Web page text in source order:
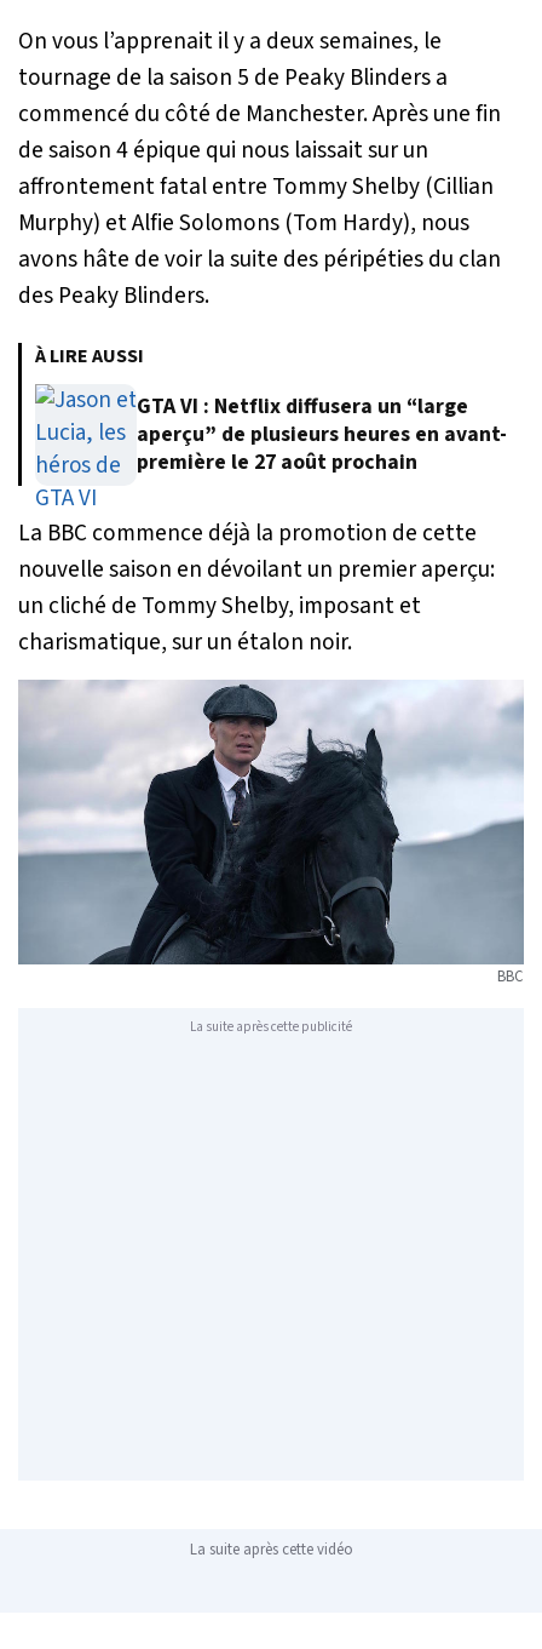
On vous l’apprenait il y a deux semaines, le
tournage de la saison 5 de Peaky Blinders a
commencé du côté de Manchester. Après une fin
de saison 4 épique qui nous laissait sur un
affrontement fatal entre Tommy Shelby (Cillian
Murphy) et Alfie Solomons (Tom Hardy), nous
avons hâte de voir la suite des péripéties du clan
des Peaky Blinders.
À LIRE AUSSI
GTA VI : Netflix diffusera un “large
aperçu” de plusieurs heures en avant-
première le 27 août prochain
La BBC commence déjà la promotion de cette
nouvelle saison en dévoilant un premier aperçu:
un cliché de Tommy Shelby, imposant et
charismatique, sur un étalon noir.
BBC
La suite après cette publicité
La suite après cette vidéo